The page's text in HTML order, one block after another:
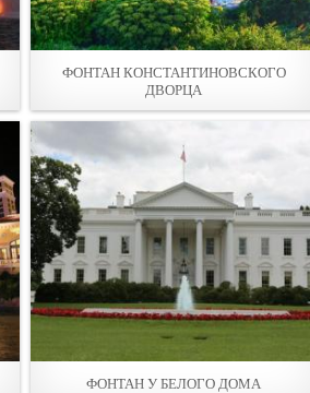
ФОНТАН КОНСТАНТИНОВСКОГО
ДВОРЦА
ФОНТАН У БЕЛОГО ДОМА